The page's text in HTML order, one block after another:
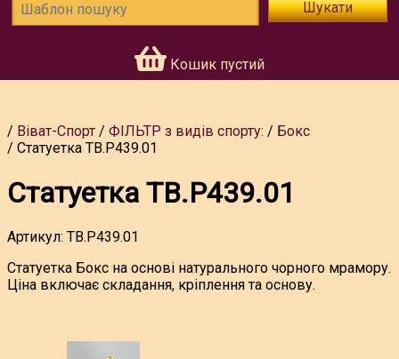
Шукати
Кошик пустий
Віват-Спорт ФІЛЬТР з видів спорту:
Бокс
Статуетка TB.P439.01
Статуетка TB.P439.01
Артикул: TB.P439.01
Статуетка Бокс на основі натурального чорного мрамору.
Ціна включає складання, кріплення та основу.